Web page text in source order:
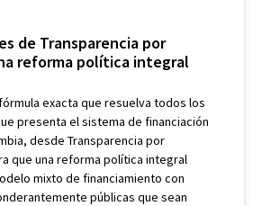
de Transparencia por
reforma política integral
exacta que resuelva todos los
presenta el sistema de financiación
desde Transparencia por
que una reforma política integral
mixto de financiamiento con
públicas que sean